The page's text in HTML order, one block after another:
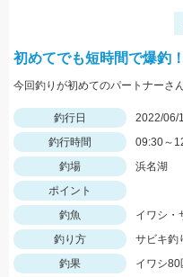
初めてでも短時間で爆釣
釣行日
2022/06/
釣行時間
09:30～
釣場
浜名湖
ポイント
釣魚
イワシ・
釣り方
サビキ釣
釣果
イワシ